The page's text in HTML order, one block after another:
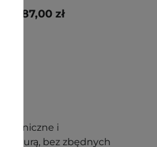
87,00 zł
i
naturą, bez zbędnych